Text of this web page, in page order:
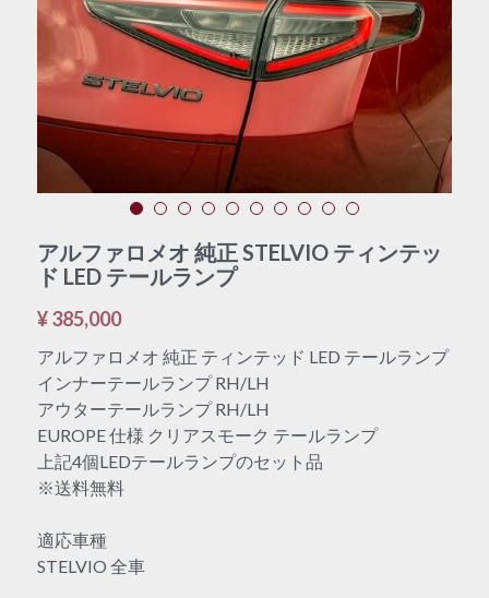
アルファロメオ 純正 STELVIO ティンテッ
ド LED テールランプ
¥ 385,000
アルファロメオ 純正 ティンテッド LED テールランプ
インナーテールランプ RH/LH
アウターテールランプ RH/LH
EUROPE 仕様 クリアスモーク テールランプ
上記4個LEDテールランプのセット品
※送料無料
適応車種
STELVIO 全車